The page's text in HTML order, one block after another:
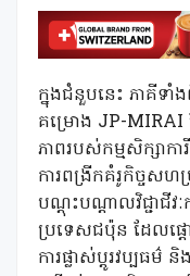
ក្នុងជំនួបនេះ ភាគីទ
គម្រោង JP-
ភាពរបស់កម្មសិក្សាកា
ការពង្រីកគំរូកិច្ចសហប្
បណ្ដុះបណ្ដាលវិជ្ជាជីវ
ប្រទេសជប៉ុន ដែលផ្ត
ការផ្លាស់ប្តូរវប្បធម៌